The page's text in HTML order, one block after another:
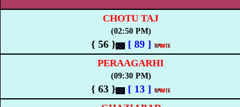
CHOTU TAJ
(02:50 PM)
{ 56 } [ 89]
PERAAGARHI
(09:30 PM)
{ 63 } [ 13]